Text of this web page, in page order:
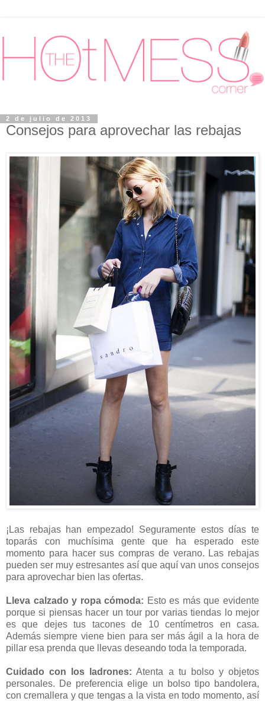
2 de julio de 2013
Consejos para aprovechar las rebajas
¡Las rebajas han empezado! Seguramente estos días te
toparás con muchísima gente que ha esperado este
momento para hacer sus compras de verano. Las rebajas
pueden ser muy estresantes así que aquí van unos consejos
para aprovechar bien las ofertas.
Lleva calzado y ropa cómoda: Esto es más que evidente
porque si piensas hacer un tour por varias tiendas lo mejor
es que dejes tus tacones de 10 centímetros en casa.
Además siempre viene bien para ser más ágil a la hora de
pillar esa prenda que llevas deseando toda la temporada.
Cuidado con los ladrones: Atenta a tu bolso y objetos
personales. De preferencia elige un bolso tipo bandolera,
con cremallera y que tengas a la vista en todo momento, así